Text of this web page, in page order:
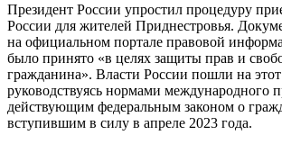
Президент России упростил процедуру
России для жителей Приднестровья.
на официальном портале правовой
было принято «в целях защиты прав и
гражданина». Власти России пошли на
руководствуясь нормами международного
действующим федеральным законом о
вступившим в силу в апреле 2023 года.